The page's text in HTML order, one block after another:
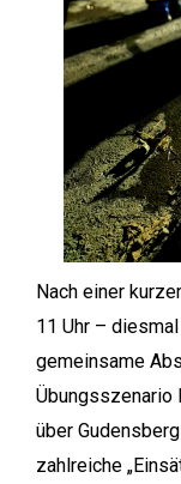
Nach einer
11 Uhr –
gemeinsame
Übungsszenario
über
zahlreiche